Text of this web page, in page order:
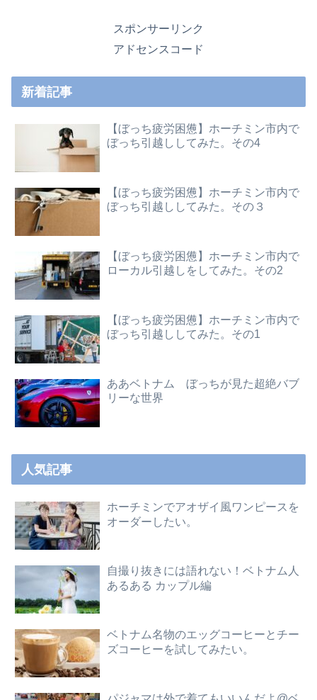
スポンサーリンク
アドセンスコード
新着記事
【ぼっち疲労困憊】ホーチミン市内で
ぼっち引越ししてみた。その4
【ぼっち疲労困憊】ホーチミン市内で
ぼっち引越ししてみた。その３
【ぼっち疲労困憊】ホーチミン市内で
ローカル引越しをしてみた。その2
【ぼっち疲労困憊】ホーチミン市内で
ぼっち引越ししてみた。その1
ああベトナム ぼっちが見た超絶バブ
リーな世界
人気記事
ホーチミンでアオザイ風ワンピースを
オーダーしたい。
自撮り抜きには語れない！ベトナム人
あるある カップル編
ベトナム名物のエッグコーヒーとチー
ズコーヒーを試してみたい。